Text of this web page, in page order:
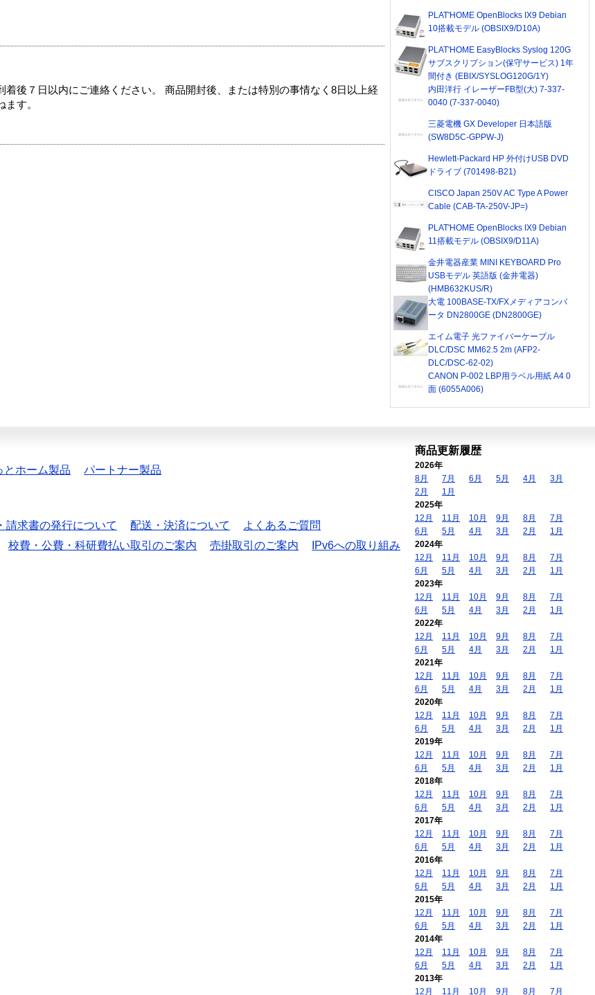
後７日以内にご連絡ください。 商品開封後、または特別の事情なく8日以上経
す。
PLAT'HOME OpenBlocks IX9 Debian
10搭載モデル (OBSIX9/D10A)
PLAT'HOME EasyBlocks Syslog 120G
サブスクリプション(保守サービス) 1年
間付き (EBIX/SYSLOG120G/1Y)
内田洋行 イレーザーFB型(大) 7-337-
0040 (7-337-0040)
三菱電機 GX Developer 日本語版
(SW8D5C-GPPW-J)
Hewlett-Packard HP 外付けUSB DVD
ドライブ (701498-B21)
CISCO Japan 250V AC Type A Power
Cable (CAB-TA-250V-JP=)
PLAT'HOME OpenBlocks IX9 Debian
11搭載モデル (OBSIX9/D11A)
金井電器産業 MINI KEYBOARD Pro
USBモデル 英語版 (金井電器)
(HMB632KUS/R)
大電 100BASE-TX/FXメディアコンバ
ータ DN2800GE (DN2800GE)
エイム電子 光ファイバーケーブル
DLC/DSC MM62.5 2m (AFP2-
DLC/DSC-62-02)
CANON P-002 LBP用ラベル用紙 A4 0
面 (6055A006)
とホーム製品 パートナー製品
請求書の発行について 配送・決済について
よくあるご質問
校費・公費・科研費払い取引のご案内 売掛取引のご案内
IPv6への取り組み
商品更新履歴
2026年
8月
7月 6月 5月 4月
3月
2月
1月
2025年
12月
11月 10月 9月 8月
7月
6月
5月 4月 3月 2月
1月
2024年
12月
11月 10月 9月 8月
7月
6月
5月 4月 3月 2月
1月
2023年
12月
11月 10月 9月 8月
7月
6月
5月 4月 3月 2月
1月
2022年
12月
11月 10月 9月 8月
7月
6月
5月 4月 3月 2月
1月
2021年
12月
11月 10月 9月 8月
7月
6月
5月 4月 3月 2月
1月
2020年
12月
11月 10月 9月 8月
7月
6月
5月 4月 3月 2月
1月
2019年
12月
11月 10月 9月 8月
7月
6月
5月 4月 3月 2月
1月
2018年
12月
11月 10月 9月 8月
7月
6月
5月 4月 3月 2月
1月
2017年
12月
11月 10月 9月 8月
7月
6月
5月 4月 3月 2月
1月
2016年
12月
11月 10月 9月 8月
7月
6月
5月 4月 3月 2月
1月
2015年
12月
11月 10月 9月 8月
7月
6月
5月 4月 3月 2月
1月
2014年
12月
11月 10月 9月 8月
7月
6月
5月 4月 3月 2月
1月
2013年
12月
11月 10月 9月 8月 7月